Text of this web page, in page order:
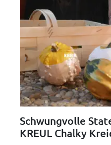
Schwungvolle
KREUL Chalky